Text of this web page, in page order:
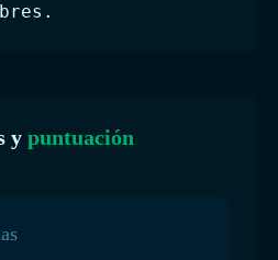
y puntuación